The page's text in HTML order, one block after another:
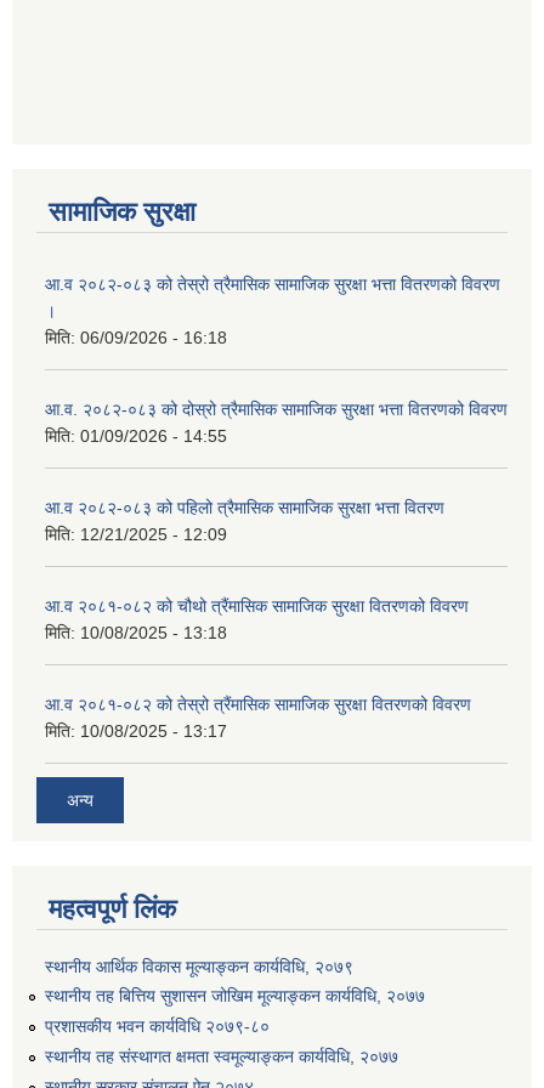
सामाजिक सुरक्षा
आ.व २०८२-०८३ को तेस्रो त्रैमासिक सामाजिक सुरक्षा भत्ता वितरणको विवरण
।
मिति: 06/09/2026 - 16:18
आ.व. २०८२-०८३ को दोस्रो त्रैमासिक सामाजिक सुरक्षा भत्ता वितरणको विवरण
मिति: 01/09/2026 - 14:55
आ.व २०८२-०८३ को पहिलो त्रैमासिक सामाजिक सुरक्षा भत्ता वितरण
मिति: 12/21/2025 - 12:09
आ.व २०८१-०८२ को चौथो त्रैंमासिक सामाजिक सुरक्षा वितरणको विवरण
मिति: 10/08/2025 - 13:18
आ.व २०८१-०८२ को तेस्रो त्रैंमासिक सामाजिक सुरक्षा वितरणको विवरण
मिति: 10/08/2025 - 13:17
अन्य
महत्वपूर्ण लिंक
स्थानीय आर्थिक विकास मूल्याङ्कन कार्यविधि, २०७९
स्थानीय तह बित्तिय सुशासन जोखिम मूल्याङ्कन कार्यविधि, २०७७
प्रशासकीय भवन कार्यविधि २०७९-८०
स्थानीय तह संस्थागत क्षमता स्वमूल्याङ्कन कार्यविधि, २०७७